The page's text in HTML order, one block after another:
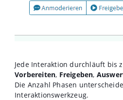
Jede Interaktion durchläuft bis
Vorbereiten, Freigeben,
Die Anzahl Phasen
Interaktionswerkzeug.